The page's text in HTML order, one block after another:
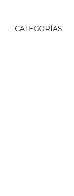
CATEGORÍAS